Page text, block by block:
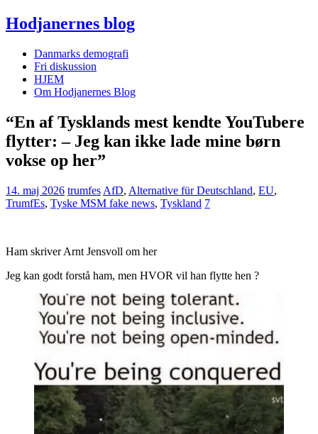
Hodjanernes blog
Danmarks demografi
Fri diskussion
HJEM
Om Hodjanernes Blog
“En af Tysklands mest kendte YouTubere
flytter: – Jeg kan ikke lade mine børn
vokse op her”
14. maj 2026 trumfes AfD, Alternative für Deutschland, EU,
TrumfEs, Tyske MSM fake news, Tyskland 7
Ham skriver Arnt Jensvoll om her
Jeg kan godt forstå ham, men HVOR vil han flytte hen ?